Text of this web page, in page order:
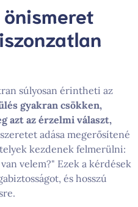
önismeret
súlyosan érintheti az
gyakran csökken,
azt az érzelmi választ,
adása megerősítené
kezdenek felmerülni:
velem?" Ezek a kérdések
és hosszú